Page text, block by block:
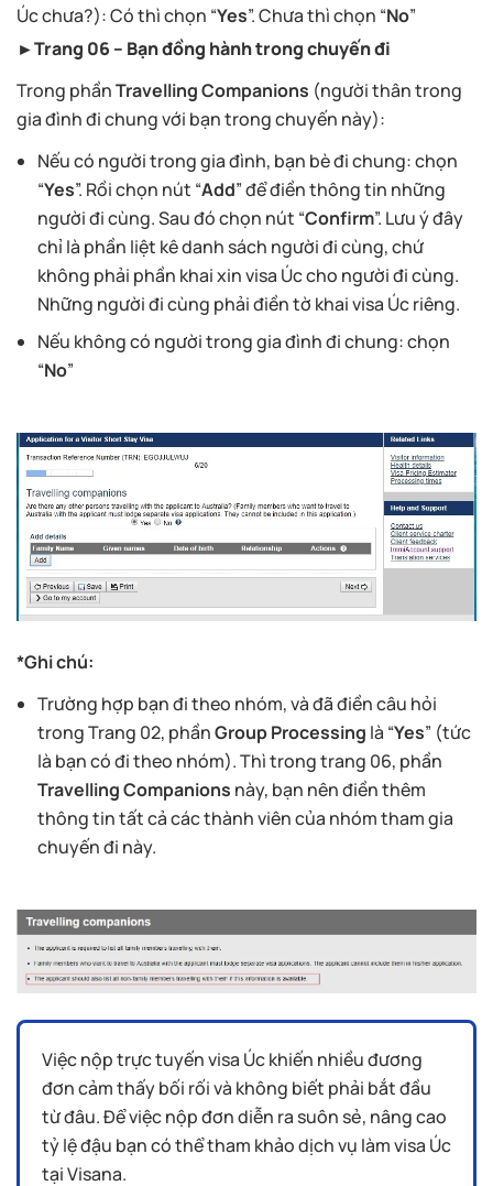
Úc chưa?): Có thì chọn “Yes”. Chưa thì chọn “No”
►Trang 06 – Bạn đồng hành trong chuyến đi
Trong phầnTravelling Companions (người thân trong
gia đình đi chung với bạn trong chuyến này):
Nếu có người trong gia đình, bạn bè đi chung: chọn
“Yes”. Rồi chọn nút “Add” để điền thông tin những
người đi cùng. Sau đó chọn nút “Confirm”. Lưu ý đây
chỉ là phần liệt kê danh sách người đi cùng, chứ
không phải phần khai xin visa Úc cho người đi cùng.
Những người đi cùng phải điền tờ khai visa Úc riêng.
Nếu không có người trong gia đình đi chung: chọn
“No”
*Ghi chú:
Trường hợp bạn đi theo nhóm, và đã điền câu hỏi
trong Trang 02, phầnGroup Processing là “Yes” (tức
là bạn có đi theo nhóm). Thì trong trang 06, phần
Travelling Companions này, bạn nên điền thêm
thông tin tất cả các thành viên của nhóm tham gia
chuyến đi này.
Việc nộp trực tuyến visa Úc khiến nhiều đương
đơn cảm thấy bối rối và không biết phải bắt đầu
từ đâu. Để việc nộp đơn diễn ra suôn sẻ, nâng cao
tỷ lệ đậu bạn có thể tham khảo dịch vụ làm visa Úc
tại Visana.